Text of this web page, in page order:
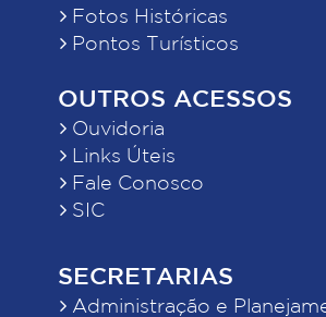
Fotos Históricas
Pontos Turísticos
OUTROS ACESSOS
Ouvidoria
Links Úteis
Fale Conosco
SIC
SECRETARIAS
Administração e